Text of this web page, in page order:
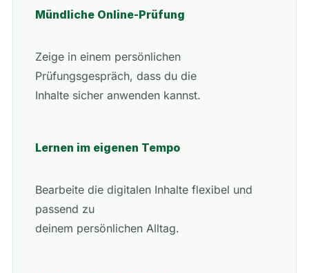
Mündliche Online-Prüfung
Zeige in einem persönlichen
Prüfungsgespräch, dass du die
Inhalte sicher anwenden kannst.
Lernen im eigenen Tempo
Bearbeite die digitalen Inhalte flexibel und
passend zu
deinem persönlichen Alltag.